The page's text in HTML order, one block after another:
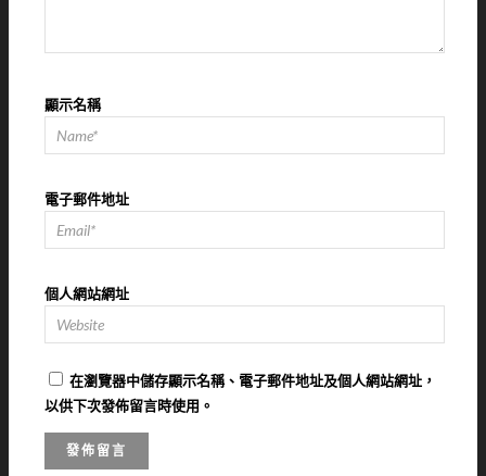
顯示名稱
電子郵件地址
個人網站網址
在瀏覽器中儲存顯示名稱、電子郵件地址及個人網站網址，
以供下次發佈留言時使用。